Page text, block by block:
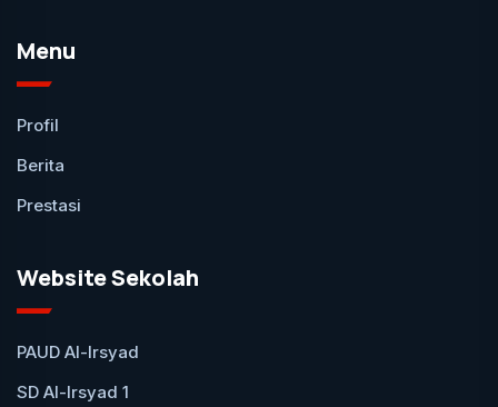
Menu
Profil
Berita
Prestasi
Website Sekolah
PAUD Al-Irsyad
SD Al-Irsyad 1